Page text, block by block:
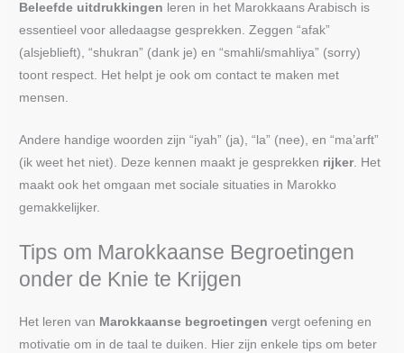
Beleefde uitdrukkingen leren in het Marokkaans Arabisch is
essentieel voor alledaagse gesprekken. Zeggen “afak”
(alsjeblieft), “shukran” (dank je) en “smahli/smahliya” (sorry)
toont respect. Het helpt je ook om contact te maken met
mensen.
Andere handige woorden zijn “iyah” (ja), “la” (nee), en “ma’arft”
(ik weet het niet). Deze kennen maakt je gesprekken rijker. Het
maakt ook het omgaan met sociale situaties in Marokko
gemakkelijker.
Tips om Marokkaanse Begroetingen
onder de Knie te Krijgen
Het leren van Marokkaanse begroetingen vergt oefening en
motivatie om in de taal te duiken. Hier zijn enkele tips om beter